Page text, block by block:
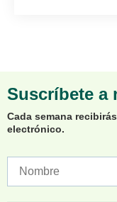
Suscríbete a
Cada semana
electrónico.